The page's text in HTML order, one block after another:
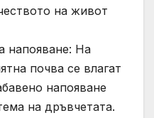
на живот
напояване: На
почва се влагат
напояване
на дръвчетата.